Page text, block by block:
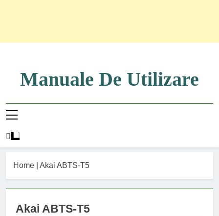
contentManuale De Utilizare
Home Akai ABTS-T5
Akai ABTS-T5